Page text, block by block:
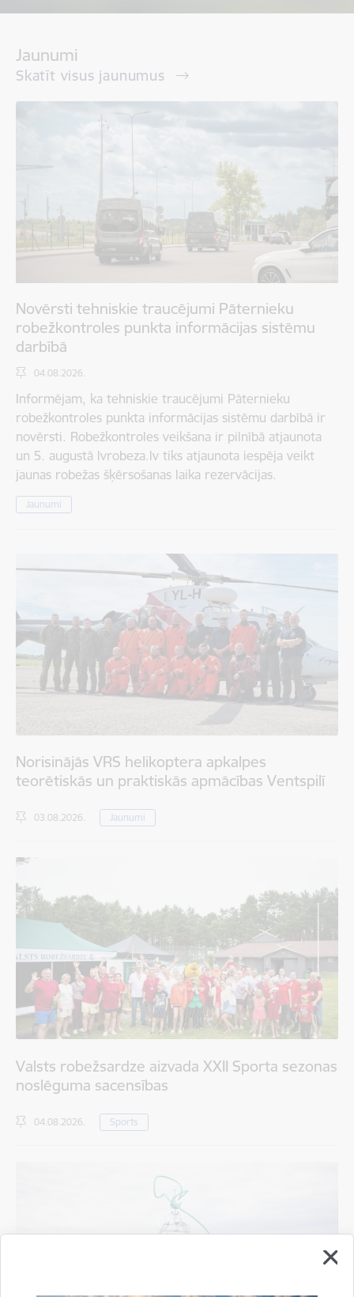
Jaunumi
Skatīt visus jaunumus
Novērsti tehniskie traucējumi Pāternieku
robežkontroles punkta informācijas sistēmu
darbībā
04.08.2026.
Informējam, ka tehniskie traucējumi Pāternieku
robežkontroles punkta informācijas sistēmu darbībā ir
novērsti. Robežkontroles veikšana ir pilnībā atjaunota
un 5. augustā lvrobeza.lv tiks atjaunota iespēja veikt
jaunas robežas šķērsošanas laika rezervācijas.
Jaunumi
Norisinājās VRS helikoptera apkalpes
teorētiskās un praktiskās apmācības Ventspilī
03.08.2026. Jaunumi
Valsts robežsardze aizvada XXII Sporta sezonas
noslēguma sacensības
04.08.2026. Sports